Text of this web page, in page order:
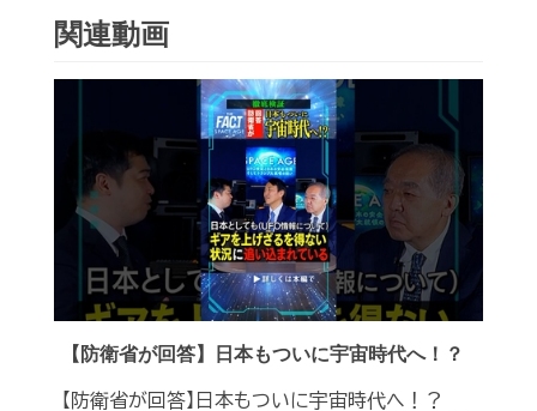
関連動画
【防衛省が回答】日本もついに宇宙時代へ！？
【防衛省が回答】日本もついに宇宙時代へ！？